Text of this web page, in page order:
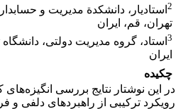
2 استادیار، دانشکدة مدیریت و
تهران، قم، ایران
3 استاد، گروه مدیریت دولتی،
ایران
چکیده
در این نوشتار نتایج بررسی
رویکرد ترکیبی از راهبردهای دلفی و